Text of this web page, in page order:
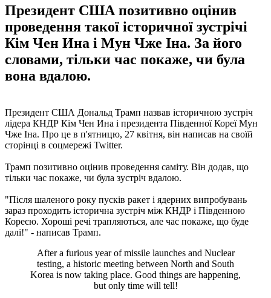
Президент США позитивно оцінив
проведення такої історичної зустрічі
Кім Чен Ина і Мун Чже Іна. За його
словами, тільки час покаже, чи була
вона вдалою.
Президент США Дональд Трамп назвав історичною зустріч
лідера КНДР Кім Чен Ина і президента Південної Кореї Мун
Чже Іна. Про це в п'ятницю, 27 квітня, він написав на своїй
сторінці в соцмережі Twitter.
Трамп позитивно оцінив проведення саміту. Він додав, що
тільки час покаже, чи була зустріч вдалою.
"Після шаленого року пусків ракет і ядерних випробувань
зараз проходить історична зустріч між КНДР і Південною
Кореєю. Хороші речі трапляються, але час покаже, що буде
далі!" - написав Трамп.
After a furious year of missile launches and Nuclear
testing, a historic meeting between North and South
Korea is now taking place. Good things are happening,
but only time will tell!